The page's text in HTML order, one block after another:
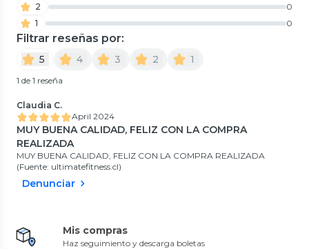
2
0
1
0
Filtrar reseñas por:
5 4 3 2 1
1 de 1 reseña
Claudia C.
April 2024
MUY BUENA CALIDAD, FELIZ CON LA COMPRA
REALIZADA
MUY BUENA CALIDAD, FELIZ CON LA COMPRA REALIZADA
(Fuente: ultimatefitness.cl)
Denunciar
Mis compras
Haz seguimiento y descarga boletas